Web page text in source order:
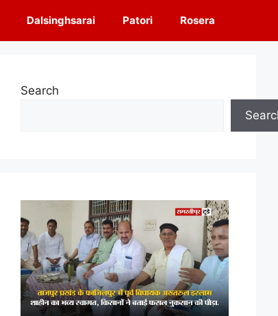
Dalsinghsarai Patori Rosera
Search